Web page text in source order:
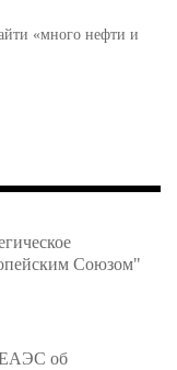
«много нефти и
Союзом"
ЕАЭС об